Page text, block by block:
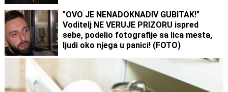
"OVO JE NENADOKNADIV GUBITAK!"
Voditelj NE VERUJE PRIZORU ispred
sebe, podelio fotografije sa lica mesta,
ljudi oko njega u panici! (FOTO)